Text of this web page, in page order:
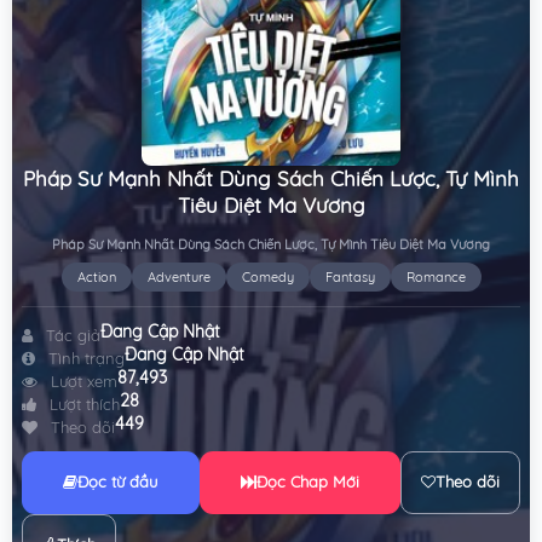
Pháp Sư Mạnh Nhất Dùng Sách Chiến Lược, Tự Mình
Tiêu Diệt Ma Vương
Pháp Sư Mạnh Nhất Dùng Sách Chiến Lược, Tự Mình Tiêu Diệt Ma Vương
Action
Adventure Comedy Fantasy Romance
Tác giảĐang Cập Nhật
Tình trạngĐang Cập Nhật
Lượt xem87,493
Lượt thích28
Theo dõi449
Đọc từ đầu Đọc Chap Mới Theo dõi